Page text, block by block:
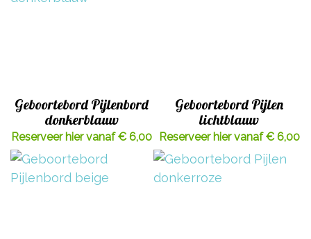
Geboortebord Pijlenbord
donkerblauw
Reserveer hier vanaf € 6,00
Geboortebord Pijlen
lichtblauw
Reserveer hier vanaf € 6,00